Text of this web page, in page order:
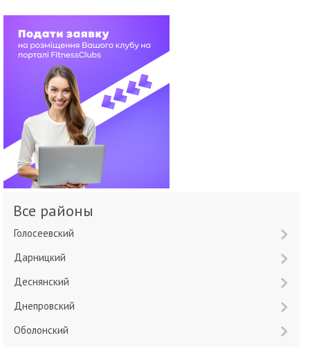
Все районы
Голосеевский
Дарницкий
Деснянский
Днепровский
Оболонский